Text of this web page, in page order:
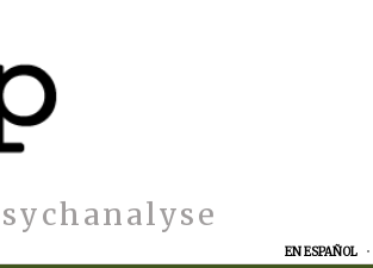
EN ESPAÑOL